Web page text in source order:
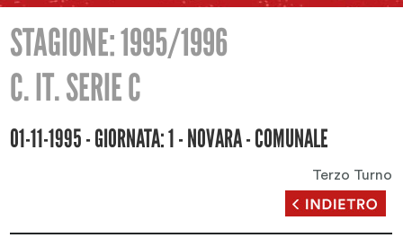
STAGIONE: 1995/1996
C. IT. SERIE C
01-11-1995 - GIORNATA: 1 - NOVARA - COMUNALE
Terzo Turno